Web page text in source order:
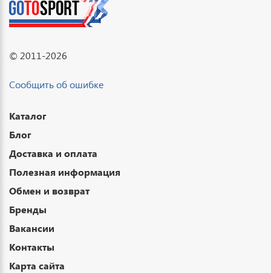
© 2011-2026
Сообщить об ошибке
Каталог
Блог
Доставка и оплата
Полезная информация
Обмен и возврат
Бренды
Вакансии
Контакты
Карта сайта